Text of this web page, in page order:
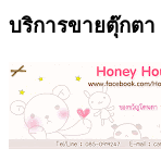
บริการขายตุ๊กตา